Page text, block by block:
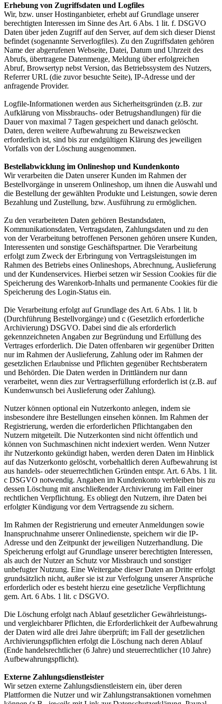
Erhebung von Zugriffsdaten und Logfiles
Wir, bzw. unser Hostinganbieter, erhebt auf Grundlage unserer
berechtigten Interessen im Sinne des Art. 6 Abs. 1 lit. f. DSGVO
Daten über jeden Zugriff auf den Server, auf dem sich dieser Dienst
befindet (sogenannte Serverlogfiles). Zu den Zugriffsdaten gehören
Name der abgerufenen Webseite, Datei, Datum und Uhrzeit des
Abrufs, übertragene Datenmenge, Meldung über erfolgreichen
Abruf, Browsertyp nebst Version, das Betriebssystem des Nutzers,
Referrer URL (die zuvor besuchte Seite), IP-Adresse und der
anfragende Provider.
Logfile-Informationen werden aus Sicherheitsgründen (z.B. zur
Aufklärung von Missbrauchs- oder Betrugshandlungen) für die
Dauer von maximal 7 Tagen gespeichert und danach gelöscht.
Daten, deren weitere Aufbewahrung zu Beweiszwecken
erforderlich ist, sind bis zur endgültigen Klärung des jeweiligen
Vorfalls von der Löschung ausgenommen.
Bestellabwicklung im Onlineshop und Kundenkonto
Wir verarbeiten die Daten unserer Kunden im Rahmen der
Bestellvorgänge in unserem Onlineshop, um ihnen die Auswahl und
die Bestellung der gewählten Produkte und Leistungen, sowie deren
Bezahlung und Zustellung, bzw. Ausführung zu ermöglichen.
Zu den verarbeiteten Daten gehören Bestandsdaten,
Kommunikationsdaten, Vertragsdaten, Zahlungsdaten und zu den
von der Verarbeitung betroffenen Personen gehören unsere Kunden,
Interessenten und sonstige Geschäftspartner. Die Verarbeitung
erfolgt zum Zweck der Erbringung von Vertragsleistungen im
Rahmen des Betriebs eines Onlineshops, Abrechnung, Auslieferung
und der Kundenservices. Hierbei setzen wir Session Cookies für die
Speicherung des Warenkorb-Inhalts und permanente Cookies für die
Speicherung des Login-Status ein.
Die Verarbeitung erfolgt auf Grundlage des Art. 6 Abs. 1 lit. b
(Durchführung Bestellvorgänge) und c (Gesetzlich erforderliche
Archivierung) DSGVO. Dabei sind die als erforderlich
gekennzeichneten Angaben zur Begründung und Erfüllung des
Vertrages erforderlich. Die Daten offenbaren wir gegenüber Dritten
nur im Rahmen der Auslieferung, Zahlung oder im Rahmen der
gesetzlichen Erlaubnisse und Pflichten gegenüber Rechtsberatern
und Behörden. Die Daten werden in Drittländern nur dann
verarbeitet, wenn dies zur Vertragserfüllung erforderlich ist (z.B. auf
Kundenwunsch bei Auslieferung oder Zahlung).
Nutzer können optional ein Nutzerkonto anlegen, indem sie
insbesondere ihre Bestellungen einsehen können. Im Rahmen der
Registrierung, werden die erforderlichen Pflichtangaben den
Nutzern mitgeteilt. Die Nutzerkonten sind nicht öffentlich und
können von Suchmaschinen nicht indexiert werden. Wenn Nutzer
ihr Nutzerkonto gekündigt haben, werden deren Daten im Hinblick
auf das Nutzerkonto gelöscht, vorbehaltlich deren Aufbewahrung ist
aus handels- oder steuerrechtlichen Gründen entspr. Art. 6 Abs. 1 lit.
c DSGVO notwendig. Angaben im Kundenkonto verbleiben bis zu
dessen Löschung mit anschließender Archivierung im Fall einer
rechtlichen Verpflichtung. Es obliegt den Nutzern, ihre Daten bei
erfolgter Kündigung vor dem Vertragsende zu sichern.
Im Rahmen der Registrierung und erneuter Anmeldungen sowie
Inanspruchnahme unserer Onlinedienste, speichern wir die IP-
Adresse und den Zeitpunkt der jeweiligen Nutzerhandlung. Die
Speicherung erfolgt auf Grundlage unserer berechtigten Interessen,
als auch der Nutzer an Schutz vor Missbrauch und sonstiger
unbefugter Nutzung. Eine Weitergabe dieser Daten an Dritte erfolgt
grundsätzlich nicht, außer sie ist zur Verfolgung unserer Ansprüche
erforderlich oder es besteht hierzu eine gesetzliche Verpflichtung
gem. Art. 6 Abs. 1 lit. c DSGVO.
Die Löschung erfolgt nach Ablauf gesetzlicher Gewährleistungs-
und vergleichbarer Pflichten, die Erforderlichkeit der Aufbewahrung
der Daten wird alle drei Jahre überprüft; im Fall der gesetzlichen
Archivierungspflichten erfolgt die Löschung nach deren Ablauf
(Ende handelsrechtlicher (6 Jahre) und steuerrechtlicher (10 Jahre)
Aufbewahrungspflicht).
Externe Zahlungsdienstleister
Wir setzen externe Zahlungsdienstleistern ein, über deren
Plattformen die Nutzer und wir Zahlungstransaktionen vornehmen